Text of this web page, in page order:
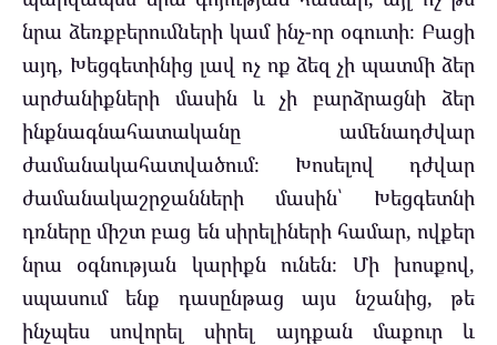
նրա ձեռքբերումների կամ ինչ-որ օգուտի։ Բացի
այդ, Խեցգետինից լավ ոչ ոք ձեզ չի պատմի ձեր
արժանիքների մասին և չի բարձրացնի ձեր
ինքնագնահատականը ամենադժվար
ժամանակահատվածում։ Խոսելով դժվար
ժամանակաշրջանների մասին՝ Խեցգետնի
դռները միշտ բաց են սիրելիների համար, ովքեր
նրա օգնության կարիքն ունեն։ Մի խոսքով,
սպասում ենք դասընթաց այս նշանից, թե
ինչպես սովորել սիրել այդքան մաքուր և